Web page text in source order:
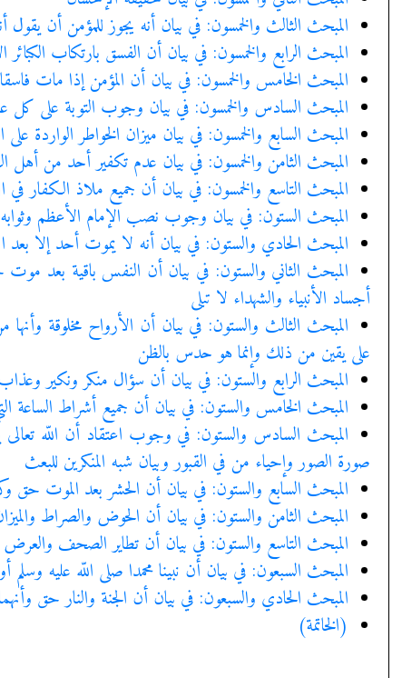
المبحث الثالث والخمسون: في بيان أنه يجوز للمؤمن أن يقول
المبحث الرابع والخمسون: في بيان أن الفسق بارتكاب الكبائر
المبحث الخامس والخمسون: في بيان أن المؤمن إذا مات
المبحث السادس والخمسون: في بيان وجوب التوبة على كل
المبحث السابع والخمسون: في بيان ميزان الخواطر الواردة على
المبحث الثامن والخمسون: في بيان عدم تكفير أحد من أهل
المبحث التاسع والخمسون: في بيان أن جميع ملاذ الكفار
المبحث الستون: في بيان وجوب نصب الإمام الأعظم
المبحث الحادي والستون: في بيان أنه لا يموت أحد إلا بعد
المبحث الثاني والستون: في بيان أن النفس باقية بعد
أجساد الأنبياء والشهداء لا تبلى
المبحث الثالث والستون: في بيان أن الأرواح مخلوقة
على يقين من ذلك وإنما هو حدس بالظن
المبحث الرابع والستون: في بيان أن سؤال منكر ونكير
المبحث الخامس والستون: في بيان أن جميع أشراط الساعة
المبحث السادس والستون: في وجوب اعتقاد أن اللّه تعالى
صورة الصور وإحياء من في القبور وبيان شبه المنكرين للبعث
المبحث السابع والستون: في بيان أن الحشر بعد الموت
المبحث الثامن والستون: في بيان أن الحوض والصراط
المبحث التاسع والستون: في بيان أن تطاير الصحف والعرض
المبحث السبعون: في بيان أن نبينا محمدا صلى اللّه عليه
المبحث الحادي والسبعون: في بيان أن الجنة والنار حق
(الخاتمة)